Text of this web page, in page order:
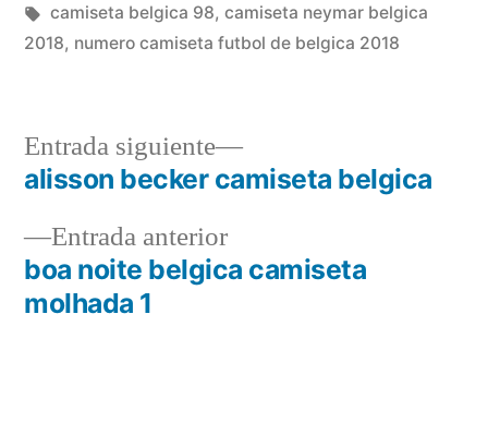
en
Etiquetas:
camiseta belgica 98, camiseta neymar belgica
2018, numero camiseta futbol de belgica 2018
Navegación
de
entradas
Entrada anteriorEntrada
anterior:
boa noite belgica camiseta
molhada 1
Entrada siguiente
Entrada
siguiente:
alisson becker camiseta belgica